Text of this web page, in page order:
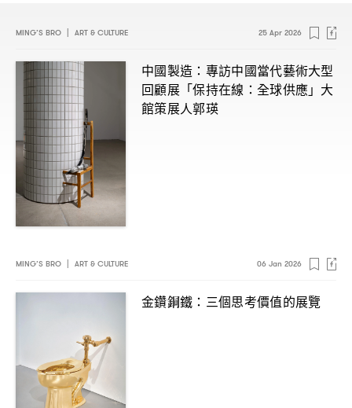
MING’S BRO ART & CULTURE 25 Apr 2026
中國製造 ： 專訪中國當代藝術大型
回顧展「保持在線 ： 全球供應」大
館策展人郭瑛
MING’S BRO ART & CULTURE 06 Jan 2026
金鑽銅鐵 ： 三個思考價值的展覽